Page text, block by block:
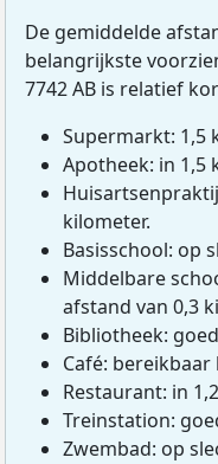
De gemiddelde
belangrijkste
7742 AB is relatief
Supermarkt: 1,5
Apotheek: in 1,5
kilometer.
Basisschool: op
Middelbare
afstand van 0,3
Bibliotheek:
Café:
Restaurant: in
Treinstation:
Zwembad: op